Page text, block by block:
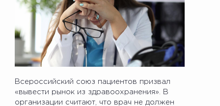
Всероссийский союз пациентов призвал
«вывести рынок из здравоохранения». В
организации считают, что врач не должен